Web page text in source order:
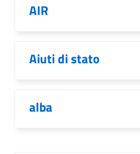
AIR
Aiuti di stato
alba